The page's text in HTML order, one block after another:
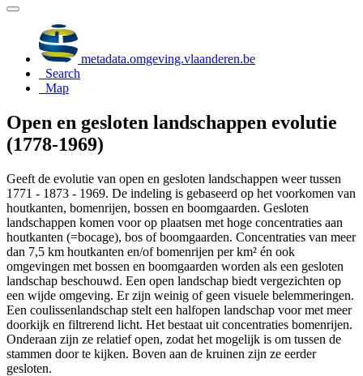
metadata.omgeving.vlaanderen.be
Search
Map
Open en gesloten landschappen evolutie
(1778-1969)
Geeft de evolutie van open en gesloten landschappen weer tussen
1771 - 1873 - 1969. De indeling is gebaseerd op het voorkomen van
houtkanten, bomenrijen, bossen en boomgaarden. Gesloten
landschappen komen voor op plaatsen met hoge concentraties aan
houtkanten (=bocage), bos of boomgaarden. Concentraties van meer
dan 7,5 km houtkanten en/of bomenrijen per km² én ook
omgevingen met bossen en boomgaarden worden als een gesloten
landschap beschouwd. Een open landschap biedt vergezichten op
een wijde omgeving. Er zijn weinig of geen visuele belemmeringen.
Een coulissenlandschap stelt een halfopen landschap voor met meer
doorkijk en filtrerend licht. Het bestaat uit concentraties bomenrijen.
Onderaan zijn ze relatief open, zodat het mogelijk is om tussen de
stammen door te kijken. Boven aan de kruinen zijn ze eerder
gesloten.